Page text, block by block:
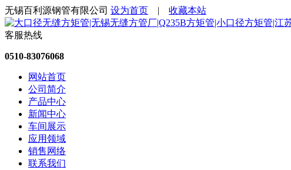
无锡百利源钢管有限公司 设为首页 | 收藏本站
客服热线
0510-83076068
网站首页
公司简介
产品中心
新闻中心
车间展示
应用领域
销售网络
联系我们